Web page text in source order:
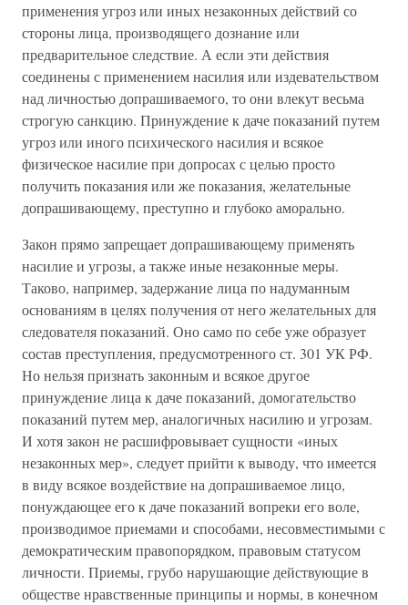
применения угроз или иных незаконных действий со
стороны лица, производящего дознание или
предварительное следствие. А если эти действия
соединены с применением насилия или издевательством
над личностью допрашиваемого, то они влекут весьма
строгую санкцию. Принуждение к даче показаний путем
угроз или иного психического насилия и всякое
физическое насилие при допросах с целью просто
получить показания или же показания, желательные
допрашивающему, преступно и глубоко аморально.
Закон прямо запрещает допрашивающему применять
насилие и угрозы, а также иные незаконные меры.
Таково, например, задержание лица по надуманным
основаниям в целях получения от него желательных для
следователя показаний. Оно само по себе уже образует
состав преступления, предусмотренного ст. 301 УК РФ.
Но нельзя признать законным и всякое другое
принуждение лица к даче показаний, домогательство
показаний путем мер, аналогичных насилию и угрозам.
И хотя закон не расшифровывает сущности «иных
незаконных мер», следует прийти к выводу, что имеется
в виду всякое воздействие на допрашиваемое лицо,
понуждающее его к даче показаний вопреки его воле,
производимое приемами и способами, несовместимыми с
демократическим правопорядком, правовым статусом
личности. Приемы, грубо нарушающие действующие в
обществе нравственные принципы и нормы, в конечном